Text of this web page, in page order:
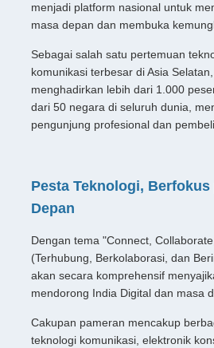
menjadi platform nasional untuk
masa depan dan membuka
Sebagai salah satu pertemuan
komunikasi terbesar di Asia
menghadirkan lebih dari 1.000
dari 50 negara di seluruh dunia,
pengunjung profesional dan
Pesta Teknologi, Berfokus
Depan
Dengan tema "Connect,
(Terhubung, Berkolaborasi, dan
akan secara komprehensif
mendorong India Digital dan masa
Cakupan pameran mencakup
teknologi komunikasi, elektronik